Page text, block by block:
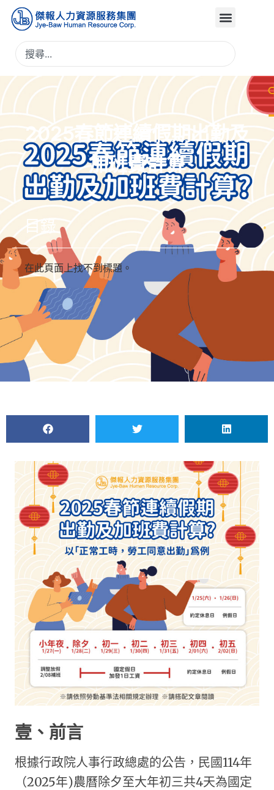
2025春節連續假期出勤及
加班費計算
目錄
在此頁面上找不到標題。
壹、前言
根據行政院人事行政總處的公告，民國114年
（2025年)農曆除夕至大年初三共4天為國定